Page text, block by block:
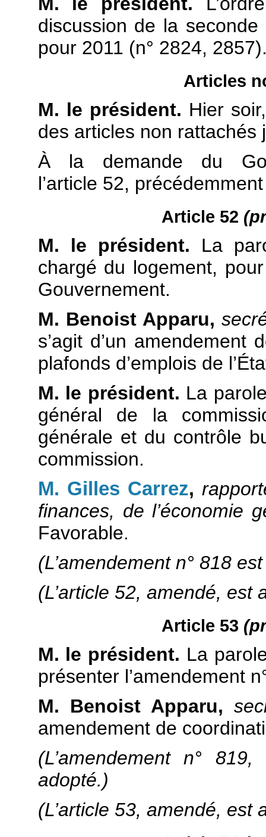
discussion de la
pour 2011 (n° 2824,
Articles
M. le président. Hier
des articles non rattachés
À la demande du
l’article 52,
Article 52
M. le président. La
chargé du logement,
Gouvernement.
M. Benoist Apparu,
s’agit d’un
plafonds d’emplois de
M. le président. La
général de la
générale et du contrôle
commission.
M. Gilles Carrez,
finances, de l’économie
Favorable.
(L’amendement n° 818
(L’article 52, amendé, est
Article 53
M. le président. La
présenter l’amendement
M. Benoist Apparu,
amendement de
(L’amendement n°
adopté.)
(L’article 53, amendé, est